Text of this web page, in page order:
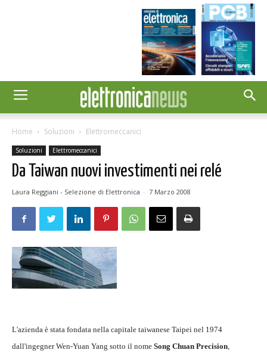
Home Soluzioni Elettromeccanici
Soluzioni Elettromeccanici
Da Taiwan nuovi investimenti nei relé
Laura Reggiani - Selezione di Elettronica - 7 Marzo 2008
L'azienda è stata fondata nella capitale taiwanese Taipei nel 1974
dall'ingegner Wen-Yuan Yang sotto il nome Song Chuan Precision,